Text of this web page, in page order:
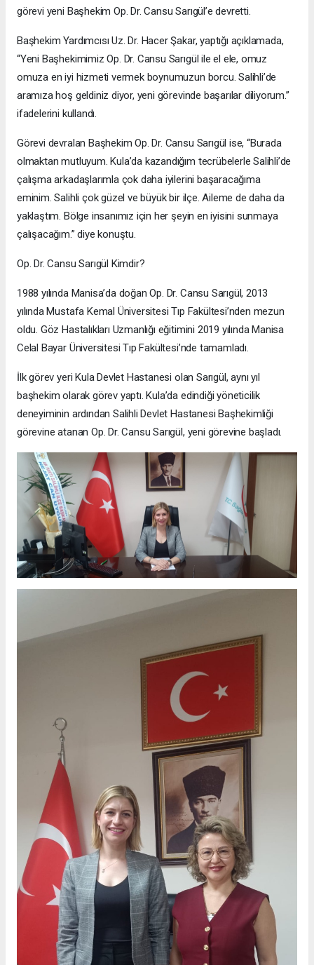
görevi yeni Başhekim Op. Dr. Cansu Sarıgül’e devretti.
Başhekim Yardımcısı Uz. Dr. Hacer Şakar, yaptığı açıklamada,
“Yeni Başhekimimiz Op. Dr. Cansu Sarıgül ile el ele, omuz
omuza en iyi hizmeti vermek boynumuzun borcu. Salihli’de
aramıza hoş geldiniz diyor, yeni görevinde başarılar diliyorum.”
ifadelerini kullandı.
Görevi devralan Başhekim Op. Dr. Cansu Sarıgül ise, “Burada
olmaktan mutluyum. Kula’da kazandığım tecrübelerle Salihli’de
çalışma arkadaşlarımla çok daha iyilerini başaracağıma
eminim. Salihli çok güzel ve büyük bir ilçe. Aileme de daha da
yaklaştım. Bölge insanımız için her şeyin en iyisini sunmaya
çalışacağım.” diye konuştu.
Op. Dr. Cansu Sarıgül Kimdir?
1988 yılında Manisa’da doğan Op. Dr. Cansu Sarıgül, 2013
yılında Mustafa Kemal Üniversitesi Tıp Fakültesi’nden mezun
oldu. Göz Hastalıkları Uzmanlığı eğitimini 2019 yılında Manisa
Celal Bayar Üniversitesi Tıp Fakültesi’nde tamamladı.
İlk görev yeri Kula Devlet Hastanesi olan Sarıgül, aynı yıl
başhekim olarak görev yaptı. Kula’da edindiği yöneticilik
deneyiminin ardından Salihli Devlet Hastanesi Başhekimliği
görevine atanan Op. Dr. Cansu Sarıgül, yeni görevine başladı.